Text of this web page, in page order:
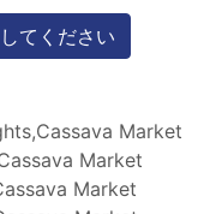
てください
Market
Market
Market